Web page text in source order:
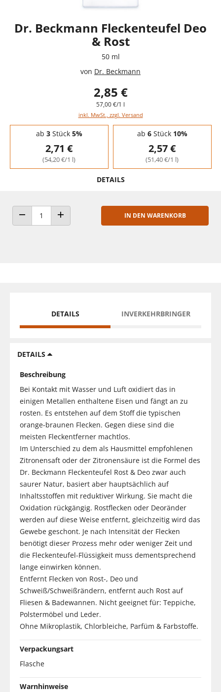
Dr. Beckmann Fleckenteufel Deo
& Rost
50 ml
von Dr. Beckmann
2,85 €
57,00 €/1 l
inkl. MwSt., zzgl. Versand
Staffelpreise - Mengenrabatt
ab 3Stück 5%
2,71 €
(54,20 €/1 l)
ab 6Stück 10%
2,57 €
(51,40 €/1 l)
DETAILS
ANZAHL VERRINGERNANZAHL ERHÖHEN
IN DEN WARENKORB
DETAILS INVERKEHRBRINGER
DETAILS
Beschreibung
Bei Kontakt mit Wasser und Luft oxidiert das in
einigen Metallen enthaltene Eisen und fängt an zu
rosten. Es entstehen auf dem Stoff die typischen
orange-braunen Flecken. Gegen diese sind die
meisten Fleckentferner machtlos.
Im Unterschied zu dem als Hausmittel empfohlenen
Zitronensaft oder der Zitronensäure ist die Formel des
Dr. Beckmann Fleckenteufel Rost & Deo zwar auch
saurer Natur, basiert aber hauptsächlich auf
Inhaltsstoffen mit reduktiver Wirkung. Sie macht die
Oxidation rückgängig. Rostflecken oder Deoränder
werden auf diese Weise entfernt, gleichzeitig wird das
Gewebe geschont. Je nach Intensität der Flecken
benötigt dieser Prozess mehr oder weniger Zeit und
die Fleckenteufel-Flüssigkeit muss dementsprechend
lange einwirken können.
Entfernt Flecken von Rost-, Deo und
Schweiß/Schweißrändern, entfernt auch Rost auf
Fliesen & Badewannen. Nicht geeignet für: Teppiche,
Polstermöbel und Leder.
Ohne Mikroplastik, Chlorbleiche, Parfüm & Farbstoffe.
Verpackungsart
Flasche
Warnhinweise